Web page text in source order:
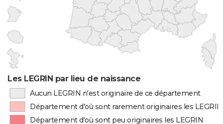
Les LEGRIN par lieu de naissance
Aucun LEGRIN n'est originaire de ce département
Département d'où sont rarement originaires les LEGRIN
Département d'où sont peu originaires les LEGRIN